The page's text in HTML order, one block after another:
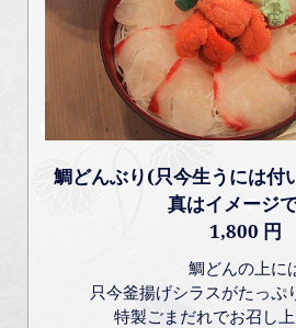
鯛どんぶり(只今生うには付
真はイメージ
1,800 円
鯛どんの上に
只今釜揚げシラスがたっぷ
特製ごまだれでお召し